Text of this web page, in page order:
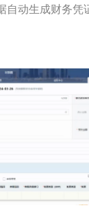
自动生成财务凭